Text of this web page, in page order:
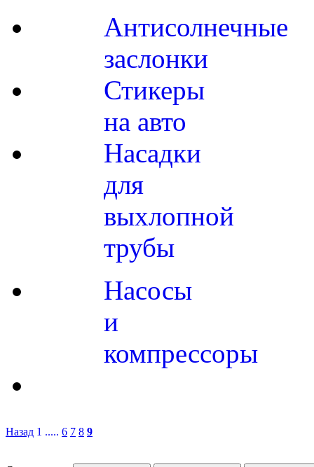
Антисолнечные
заслонки
Стикеры
на авто
Насадки
для
выхлопной
трубы
Насосы
и
компрессоры
Назад 1 ..... 6 7 8 9